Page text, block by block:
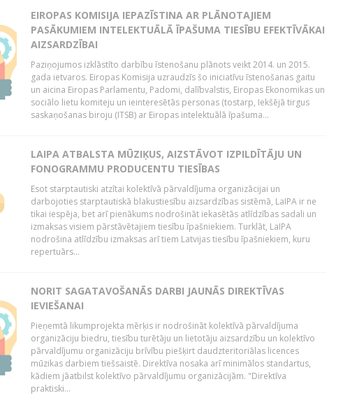
EIROPAS KOMISIJA IEPAZĪSTINA AR PLĀNOTAJIEM
PASĀKUMIEM INTELEKTUĀLĀ ĪPAŠUMA TIESĪBU EFEKTĪVĀKAI
AIZSARDZĪBAI
Paziņojumos izklāstīto darbību īstenošanu plānots veikt 2014. un 2015.
gada ietvaros. Eiropas Komisija uzraudzīs šo iniciatīvu īstenošanas gaitu
un aicina Eiropas Parlamentu, Padomi, dalībvalstis, Eiropas Ekonomikas un
sociālo lietu komiteju un ieinteresētās personas (tostarp, Iekšējā tirgus
saskaņošanas biroju (ITSB) ar Eiropas intelektuālā īpašuma...
LAIPA ATBALSTA MŪZIĶUS, AIZSTĀVOT IZPILDĪTĀJU UN
FONOGRAMMU PRODUCENTU TIESĪBAS
Esot starptautiski atzītai kolektīvā pārvaldījuma organizācijai un
darbojoties starptautiskā blakustiesību aizsardzības sistēmā, LaIPA ir ne
tikai iespēja, bet arī pienākums nodrošināt iekasētās atlīdzības sadali un
izmaksas visiem pārstāvētajiem tiesību īpašniekiem. Turklāt, LaIPA
nodrošina atlīdzību izmaksas arī tiem Latvijas tiesību īpašniekiem, kuru
repertuārs...
NORIT SAGATAVOŠANĀS DARBI JAUNĀS DIREKTĪVAS
IEVIEŠANAI
Pieņemtā likumprojekta mērķis ir nodrošināt kolektīvā pārvaldījuma
organizāciju biedru, tiesību turētāju un lietotāju aizsardzību un kolektīvo
pārvaldījumu organizāciju brīvību piešķirt daudzteritoriālas licences
mūzikas darbiem tiešsaistē. Direktīva nosaka arī minimālos standartus,
kādiem jāatbilst kolektīvo pārvaldījumu organizācijām. "Direktīva
praktiski...